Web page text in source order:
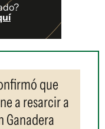
que
a resarcir a
Ganadera